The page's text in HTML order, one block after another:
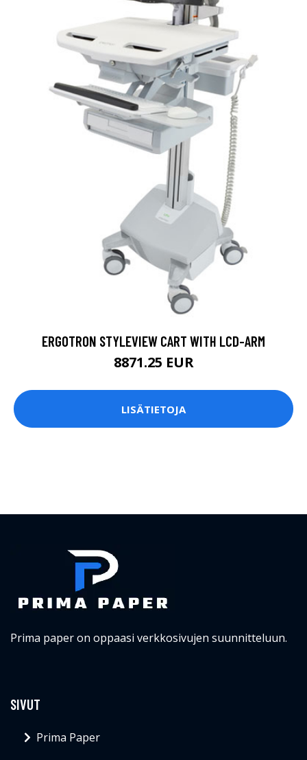
ERGOTRON STYLEVIEW CART WITH LCD-ARM
8871.25 EUR
LISÄTIETOJA
Prima paper on oppaasi verkkosivujen suunnitteluun.
SIVUT
Prima Paper